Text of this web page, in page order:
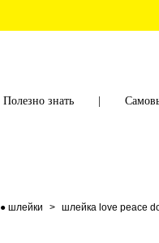
Полезно знать |
● шлейки > шлейка love peace